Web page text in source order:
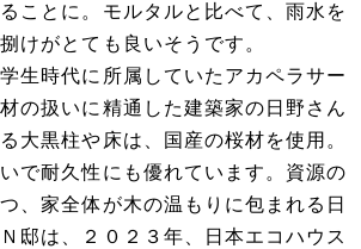
ことに。モルタルと比べて、雨水を
けがとても良いそうです。
生時代に所属していたアカペラサー
の扱いに精通した建築家の日野さん
大黒柱や床は、国産の桜材を使用。
で耐久性にも優れています。資源の
、家全体が木の温もりに包まれる日
邸は、２０２３年、日本エコハウス